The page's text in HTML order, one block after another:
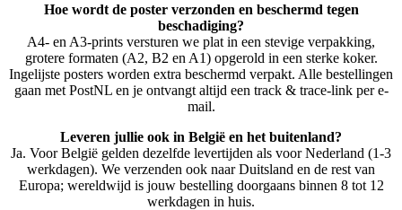
Hoe wordt de poster verzonden en beschermd tegen
beschadiging?
A4- en A3-prints versturen we plat in een stevige verpakking,
grotere formaten (A2, B2 en A1) opgerold in een sterke koker.
Ingelijste posters worden extra beschermd verpakt. Alle bestellingen
gaan met PostNL en je ontvangt altijd een track & trace-link per e-
mail.
Leveren jullie ook in België en het buitenland?
Ja. Voor België gelden dezelfde levertijden als voor Nederland (1-3
werkdagen). We verzenden ook naar Duitsland en de rest van
Europa; wereldwijd is jouw bestelling doorgaans binnen 8 tot 12
werkdagen in huis.